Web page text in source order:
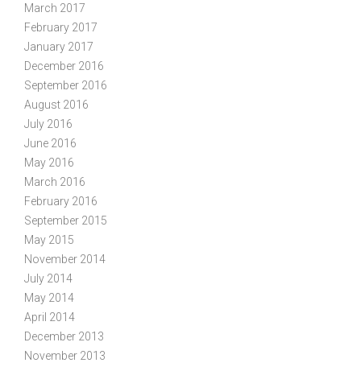
March 2017
February 2017
January 2017
December 2016
September 2016
August 2016
July 2016
June 2016
May 2016
March 2016
February 2016
September 2015
May 2015
November 2014
July 2014
May 2014
April 2014
December 2013
November 2013